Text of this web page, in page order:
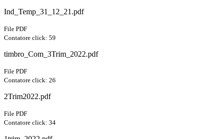
Ind_Temp_31_12_21.pdf
File PDF
Contatore click: 59
timbro_Com_3Trim_2022.pdf
File PDF
Contatore click: 26
2Trim2022.pdf
File PDF
Contatore click: 34